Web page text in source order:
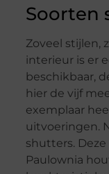
Soorten
Zoveel stijlen,
interieur is er
beschikbaar,
hier de vijf
exemplaar
uitvoeringen.
shutters.
Paulownia